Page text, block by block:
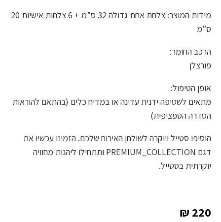
מידות המוצר: צלחת אחת גדולה 32 ס”מ + 6 צלחות אישיות 20
ס”מ
הרכב החומר:
פורצלן
אופן הטיפול:
מתאים לשטיפה ידנית עדינה או במדיח כלים (בהתאם להוראות
הסדרה הספציפית)
הוסיפו סטייל ויוקרה לשולחן האירוח שלכם. הזמינו עכשיו את
דגם PREMIUM_COLLECTION ותתחילו ליהנות מחוויה
יוקרתית בסטייל.
₪ 220